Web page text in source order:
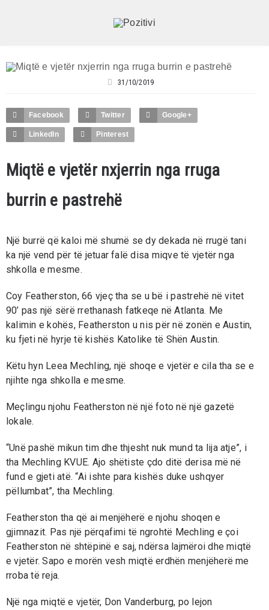
31/10/2019
Facebook Twitter Google+
LinkedIn Pinterest
Miqtë e vjetër nxjerrin nga rruga
burrin e pastrehë
Një burrë që kaloi më shumë se dy dekada në rrugë tani
ka një vend për të jetuar falë disa miqve të vjetër nga
shkolla e mesme.
Coy Featherston, 66 vjeç tha se u bë i pastrehë në vitet
90’ pas një sërë rrethanash fatkeqe në Atlanta. Me
kalimin e kohës, Featherston u nis për në zonën e Austin,
ku fjeti në hyrje të kishës Katolike të Shën Austin.
Këtu hyn Leea Mechling, një shoqe e vjetër e cila tha se e
njihte nga shkolla e mesme.
Meçlingu njohu Featherston në një foto në një gazetë
lokale.
“Unë pashë mikun tim dhe thjesht nuk mund ta lija atje”, i
tha Mechling KVUE. Ajo shëtiste çdo ditë derisa më në
fund e gjeti atë. “Ai ishte para kishës duke ushqyer
pëllumbat”, tha Mechling.
Featherston tha që ai menjëherë e njohu shoqen e
gjimnazit. Pas një përqafimi të ngrohtë Mechling e çoi
Featherston në shtëpinë e saj, ndërsa lajmëroi dhe miqtë
e vjetër. Sapo e morën vesh miqtë erdhën menjëherë me
rroba të reja.
Një nga miqtë e vjetër, Don Vanderburg, po lejon